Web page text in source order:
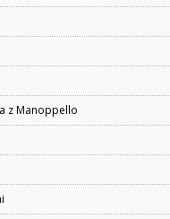
z Manoppello